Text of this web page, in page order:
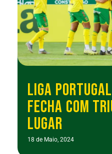
LIGA
FECHA COM
LUGAR
18 de Maio, 2024